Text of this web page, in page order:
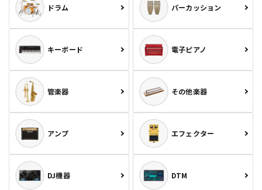
ドラム パーカッション
キーボード 電子ピアノ
管楽器 その他楽器
アンプ エフェクター
DJ機器 DTM